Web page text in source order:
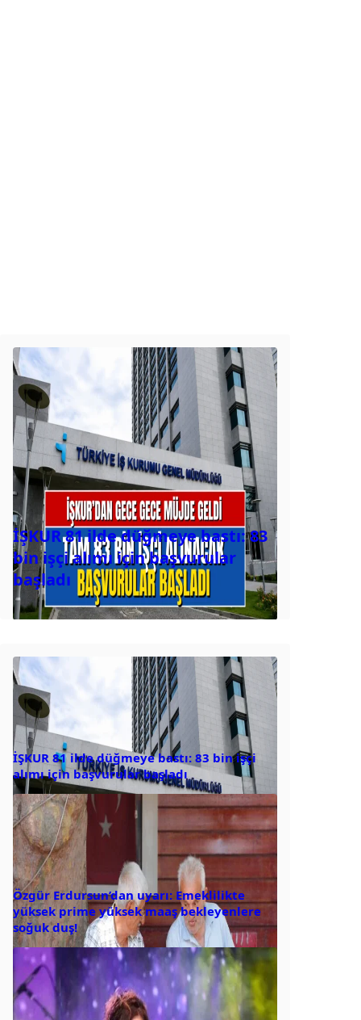
İŞKUR 81 ilde düğmeye bastı: 83
bin işçi alımı için başvurular
başladı
İŞKUR 81 ilde düğmeye bastı: 83 bin işçi
alımı için başvurular başladı
Özgür Erdursun’dan uyarı: Emeklilikte
yüksek prime yüksek maaş bekleyenlere
soğuk duş!